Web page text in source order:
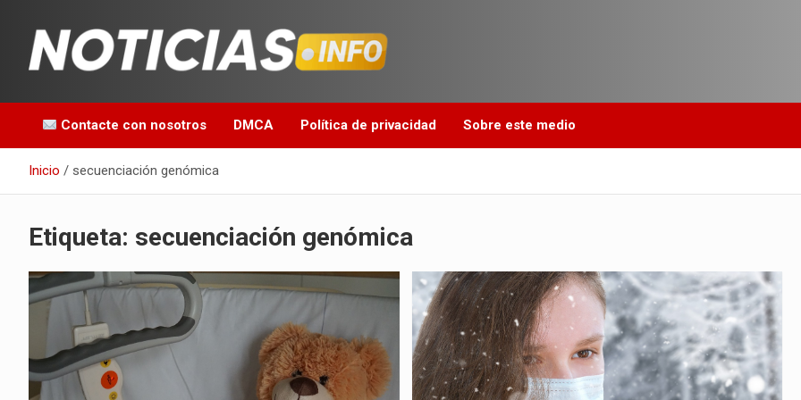
contenido
Noticias en español
Contacte con nosotros DMCA Política de privacidad Sobre este medio
Inicio secuenciación genómica
Etiqueta: secuenciación genómica